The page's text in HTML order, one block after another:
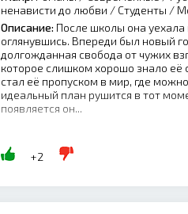
ненависти до любви / Студенты /
Описание: После школы она уехала
оглянувшись. Впереди был новый
долгожданная свобода от чужих
которое слишком хорошо знало её
стал её пропуском в мир, где
идеальный план рушится в тот
появляется он...
+2